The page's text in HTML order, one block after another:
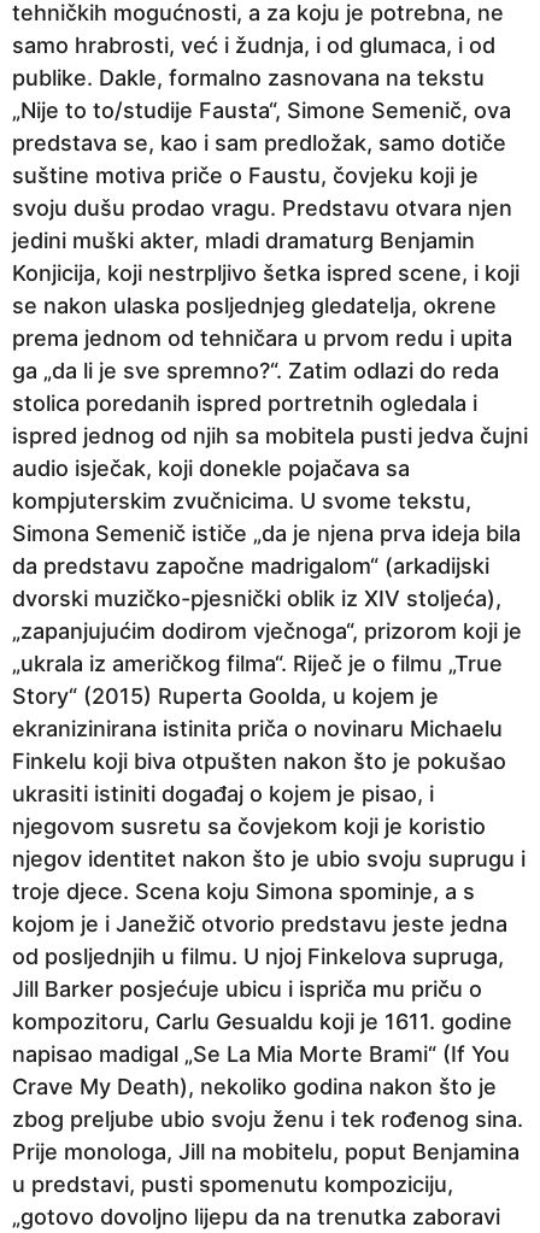
tehničkih mogućnosti, a za koju je potrebna, ne
samo hrabrosti, već i žudnja, i od glumaca, i od
publike. Dakle, formalno zasnovana na tekstu
„Nije to to/studije Fausta“, Simone Semenič, ova
predstava se, kao i sam predložak, samo dotiče
suštine motiva priče o Faustu, čovjeku koji je
svoju dušu prodao vragu. Predstavu otvara njen
jedini muški akter, mladi dramaturg Benjamin
Konjicija, koji nestrpljivo šetka ispred scene, i koji
se nakon ulaska posljednjeg gledatelja, okrene
prema jednom od tehničara u prvom redu i upita
ga „da li je sve spremno?“. Zatim odlazi do reda
stolica poredanih ispred portretnih ogledala i
ispred jednog od njih sa mobitela pusti jedva čujni
audio isječak, koji donekle pojačava sa
kompjuterskim zvučnicima. U svome tekstu,
Simona Semenič ističe „da je njena prva ideja bila
da predstavu započne madrigalom“ (arkadijski
dvorski muzičko-pjesnički oblik iz XIV stoljeća),
„zapanjujućim dodirom vječnoga“, prizorom koji je
„ukrala iz američkog filma“. Riječ je o filmu „True
Story“ (2015) Ruperta Goolda, u kojem je
ekranizinirana istinita priča o novinaru Michaelu
Finkelu koji biva otpušten nakon što je pokušao
ukrasiti istiniti događaj o kojem je pisao, i
njegovom susretu sa čovjekom koji je koristio
njegov identitet nakon što je ubio svoju suprugu i
troje djece. Scena koju Simona spominje, a s
kojom je i Janežič otvorio predstavu jeste jedna
od posljednjih u filmu. U njoj Finkelova supruga,
Jill Barker posjećuje ubicu i ispriča mu priču o
kompozitoru, Carlu Gesualdu koji je 1611. godine
napisao madigal „Se La Mia Morte Brami“ (If You
Crave My Death), nekoliko godina nakon što je
zbog preljube ubio svoju ženu i tek rođenog sina.
Prije monologa, Jill na mobitelu, poput Benjamina
u predstavi, pusti spomenutu kompoziciju,
„gotovo dovoljno lijepu da na trenutka zaboravi